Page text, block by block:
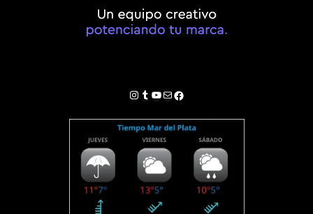
Instagram
Tumblr
YouTube
Correo electrónico
Facebook